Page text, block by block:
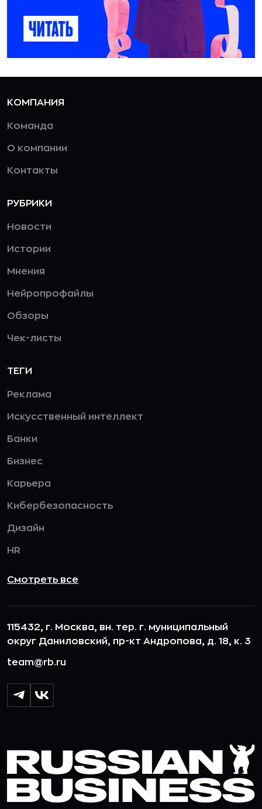
КОМПАНИЯ
Команда
О компании
Контакты
РУБРИКИ
Новости
Истории
Мнения
Нейропрофайлы
Обзоры
Чек-листы
ТЕГИ
Реклама
Искусственный интеллект
Банки
Бизнес
Карьера
Кибербезопасность
Дизайн
HR
Смотреть все
115432, г. Москва, вн. тер. г. муниципальный
округ Даниловский, пр-кт Андропова, д. 18, к. 3
team@rb.ru